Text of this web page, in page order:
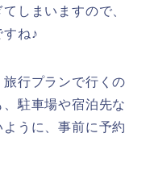
しまいますので、
ね♪
行プランで行くの
駐車場や宿泊先な
うに、事前に予約